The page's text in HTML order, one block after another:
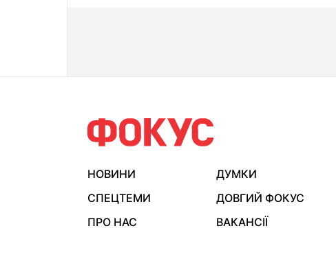
НОВИНИ ДУМКИ
СПЕЦТЕМИ
ДОВГИЙ ФОКУС
ПРО НАС
ВАКАНСІЇ